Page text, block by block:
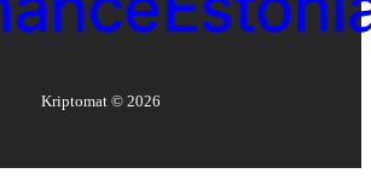
Kriptomat © 2026